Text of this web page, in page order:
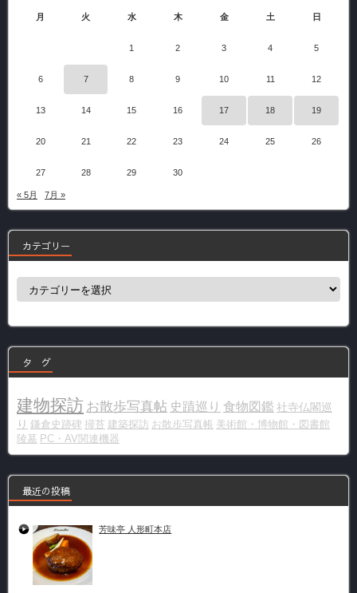
月 火 水 木 金 土 日
1 2 3 4 5
6 7 8 9 10 11 12
13 14 15 16 17 18 19
20 21 22 23 24 25 26
27 28 29 30
« 5月 7月 »
カテゴリー
ー
タ グ
建物探訪 お散歩写真帖 史蹟巡り 食物図鑑 社寺仏閣巡
り 鎌倉史跡碑 掃苔 建築探訪 お散歩写真帳 美術館・博物館・図書館
陵墓 PC・AV関連機器
最近の投稿
芳味亭 人形町本店